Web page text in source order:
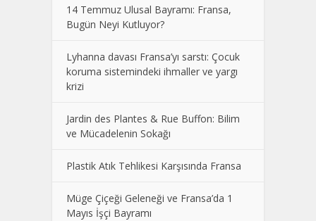
14 Temmuz Ulusal Bayramı: Fransa,
Bugün Neyi Kutluyor?
Lyhanna davası Fransa’yı sarstı: Çocuk
koruma sistemindeki ihmaller ve yargı
krizi
Jardin des Plantes & Rue Buffon: Bilim
ve Mücadelenin Sokağı
Plastik Atık Tehlikesi Karşısında Fransa
Müge Çiçeği Geleneği ve Fransa’da 1
Mayıs İşçi Bayramı